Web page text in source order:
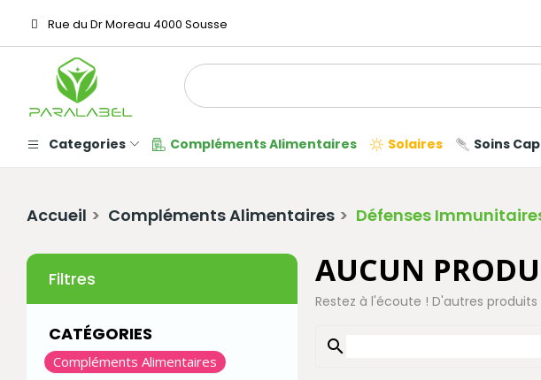
Rue du Dr Moreau 4000 Sousse
Categories Compléments Alimentaires Solaires Soins
Accueil Compléments Alimentaires Défenses
Filtres
CATÉGORIES
Compléments Alimentaires
AUCUN
Restez à l'écoute ! D'autres
search